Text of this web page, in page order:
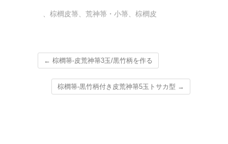
棕櫚皮箒 荒神箒・小箒 棕櫚皮
← 棕櫚箒-皮荒神箒3玉/黒竹柄を作る
棕櫚箒-黒竹柄付き皮荒神箒5玉トサカ型 →